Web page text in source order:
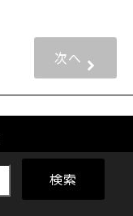
次へ
検索